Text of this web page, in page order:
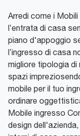
Arredi come i
l’entrata di casa
piano d'appoggio
l’ingresso di casa
migliore tipologia di
spazi
mobile per il tuo
ordinare
Mobile ingresso
design